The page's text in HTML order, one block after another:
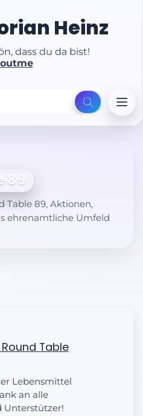
Heinz
dass du da bist!
89
Table 89, Aktionen,
ehrenamtliche Umfeld
Table
Lebensmittel
an alle
Unterstützer!